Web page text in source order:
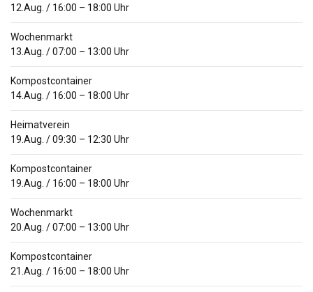
12.Aug. / 16:00 – 18:00 Uhr
Wochenmarkt
13.Aug. /07:00 – 13:00 Uhr
Kompostcontainer
14.Aug. / 16:00 – 18:00 Uhr
Heimatverein
19.Aug. /09:30 – 12:30 Uhr
Kompostcontainer
19.Aug. / 16:00 – 18:00 Uhr
Wochenmarkt
20.Aug. /07:00 – 13:00 Uhr
Kompostcontainer
21.Aug. / 16:00 – 18:00 Uhr